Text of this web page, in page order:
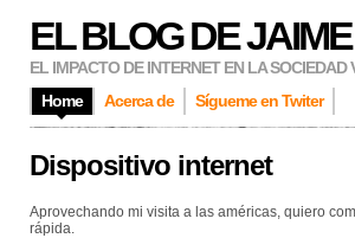
EL BLOG DE
EL IMPACTO DE INTERNET EN LA SOCIEDAD
Home
Acerca de Sígueme en Twiter
Dispositivo internet
Aprovechando mi visita a las américas, quiero
rápida.